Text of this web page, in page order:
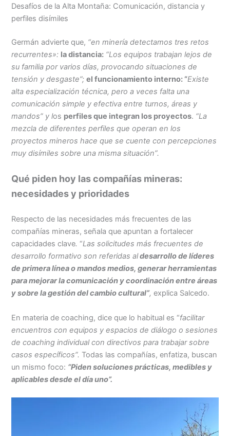
Desafíos de la Alta Montaña: Comunicación, distancia y
perfiles disímiles
Germán advierte que, “en minería detectamos tres retos
recurrentes»: la distancia: “Los equipos trabajan lejos de
su familia por varios días, provocando situaciones de
tensión y desgaste”;el funcionamiento interno: “Existe
alta especialización técnica, pero a veces falta una
comunicación simple y efectiva entre turnos, áreas y
mandos” y los perfiles que integran los proyectos. “La
mezcla de diferentes perfiles que operan en los
proyectos mineros hace que se cuente con percepciones
muy disímiles sobre una misma situación”.
Qué piden hoy las compañías mineras:
necesidades y prioridades
Respecto de las necesidades más frecuentes de las
compañías mineras, señala que apuntan a fortalecer
capacidades clave.“Las solicitudes más frecuentes de
desarrollo formativo son referidas aldesarrollo de líderes
de primera línea o mandos medios, generar herramientas
para mejorar la comunicación y coordinación entre áreas
y sobre la gestión del cambio cultural”, explica Salcedo.
En materia de coaching, dice que lo habitual es “facilitar
encuentros con equipos y espacios de diálogo o sesiones
de coaching individual con directivos para trabajar sobre
casos específicos”. Todas las compañías, enfatiza, buscan
un mismo foco: “Piden soluciones prácticas, medibles y
aplicables desde el día uno”.